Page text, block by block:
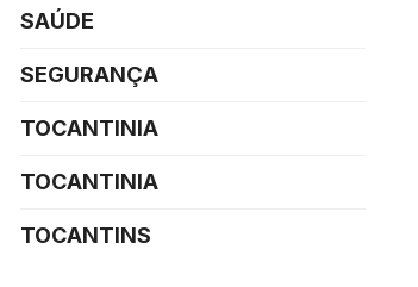
SAÚDE
SEGURANÇA
TOCANTINIA
TOCANTINIA
TOCANTINS